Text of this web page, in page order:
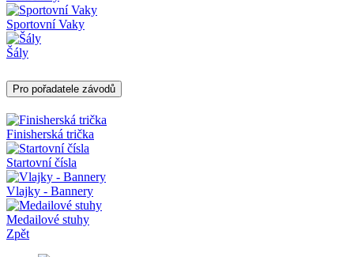
Sportovní Vaky
Šály
Pro pořadatele závodů
Finisherská trička
Startovní čísla
Vlajky - Bannery
Medailové stuhy
Zpět